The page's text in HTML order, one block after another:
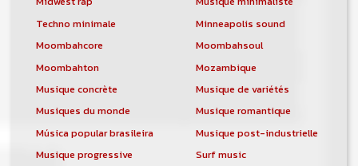
Techno minimale
Minneapolis sound
Moombahcore
Moombahsoul
Moombahton
Mozambique
Musique concrète
Musique de variétés
Musiques du monde
Musique romantique
Música popular brasileira
Musique post-industrielle
Musique progressive
Surf music